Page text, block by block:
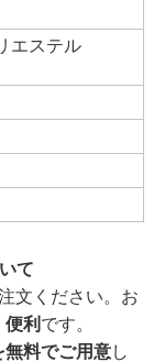
エステル
て
文ください。お
利 です。
無料でご用意し